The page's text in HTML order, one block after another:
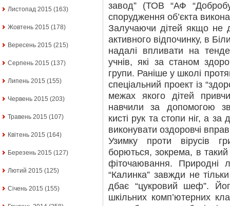
Листопад 2015 (163)
Жовтень 2015 (178)
Вересень 2015 (215)
Серпень 2015 (137)
Липень 2015 (155)
Червень 2015 (203)
Травень 2015 (107)
Квітень 2015 (164)
Березень 2015 (127)
Лютий 2015 (125)
Січень 2015 (155)
завод” (ТОВ “АФ
спорудження об’єкта
Залучаючи дітей якщо не
активного відпочинку, в
надалі впливати на
учнів, які за станом
групи. Раніше у школі
спеціальний проект із
межах якого дітей
навчили за допомогою
кисті рук та стопи ніг, а
виконувати оздоровчі
Узимку проти вірусів
борються, зокрема, в
фіточаювання. Природні
“Калинка” завжди не
дбає “цукровий шеф”.
шкільних комп’ютерних